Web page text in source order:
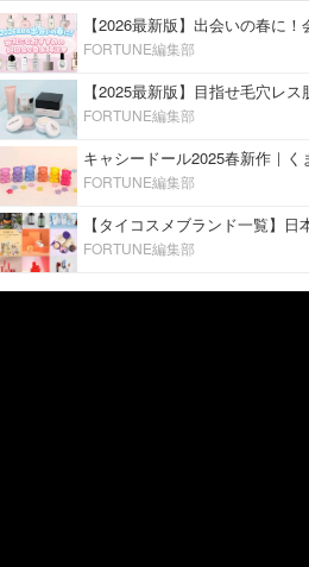
FORTUNE編集部
FORTUNE編集部
FORTUNE編集部
FORTUNE編集部